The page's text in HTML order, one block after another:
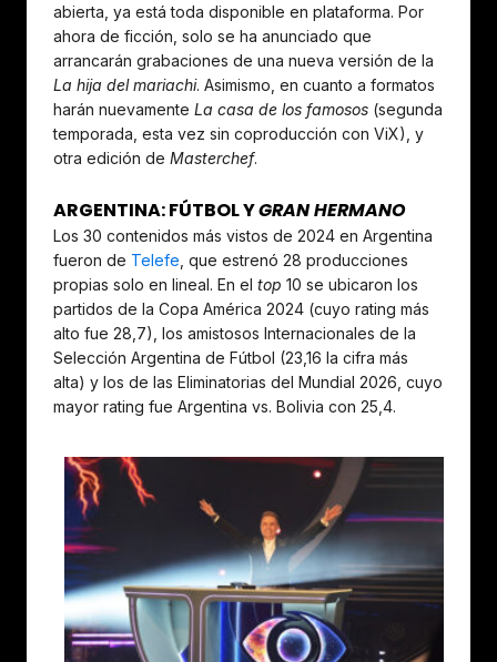
abierta, ya está toda disponible en plataforma. Por
ahora de ficción, solo se ha anunciado que
arrancarán grabaciones de una nueva versión de la
La hija del mariachi. Asimismo, en cuanto a formatos
harán nuevamente La casa de los famosos (segunda
temporada, esta vez sin coproducción con ViX), y
otra edición de Masterchef.
ARGENTINA: FÚTBOL YGRAN HERMANO
Los 30 contenidos más vistos de 2024 en Argentina
fueron de Telefe , que estrenó 28 producciones
propias solo en lineal. En el top 10 se ubicaron los
partidos de la Copa América 2024 (cuyo rating más
alto fue 28,7), los amistosos Internacionales de la
Selección Argentina de Fútbol (23,16 la cifra más
alta) y los de las Eliminatorias del Mundial 2026, cuyo
mayor rating fue Argentina vs. Bolivia con 25,4.